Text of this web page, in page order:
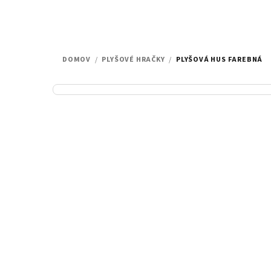
DOMOV / PLYŠOVÉ HRAČKY / PLYŠOVÁ HUS FAREBNÁ
B